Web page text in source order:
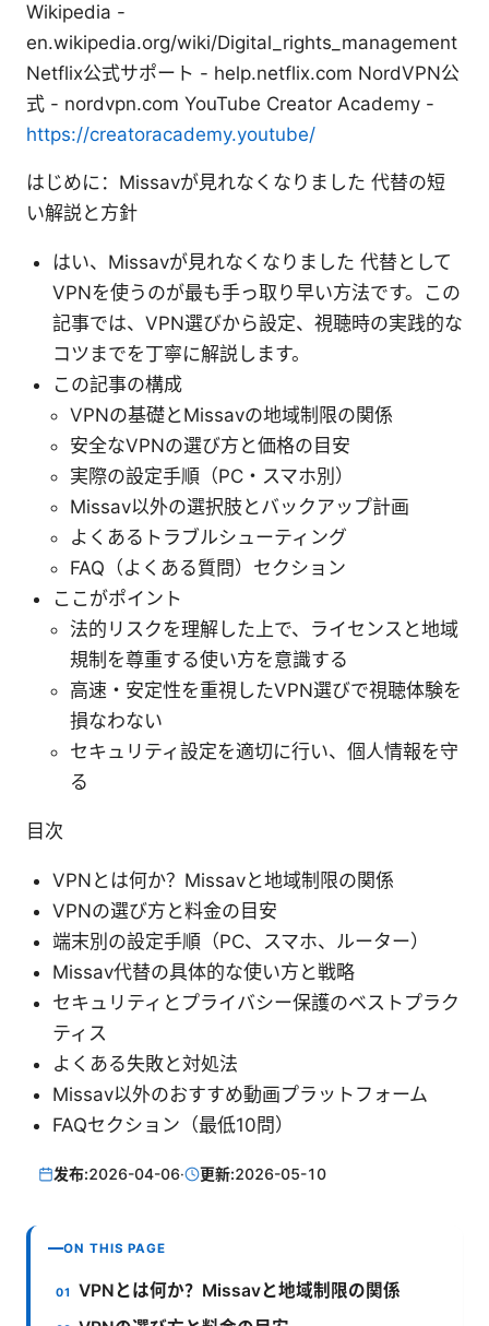
Wikipedia -
en.wikipedia.org/wiki/Digital_rights_management
Netflix公式サポート - help.netflix.com NordVPN公
式 - nordvpn.com YouTube Creator Academy -
https://creatoracademy.youtube/
はじめに：Missavが見れなくなりました 代替の短
い解説と方針
はい、Missavが見れなくなりました 代替として
VPNを使うのが最も手っ取り早い方法です。この
記事では、VPN選びから設定、視聴時の実践的な
コツまでを丁寧に解説します。
この記事の構成
VPNの基礎とMissavの地域制限の関係
安全なVPNの選び方と価格の目安
実際の設定手順（PC・スマホ別）
Missav以外の選択肢とバックアップ計画
よくあるトラブルシューティング
FAQ（よくある質問）セクション
ここがポイント
法的リスクを理解した上で、ライセンスと地域
規制を尊重する使い方を意識する
高速・安定性を重視したVPN選びで視聴体験を
損なわない
セキュリティ設定を適切に行い、個人情報を守
る
目次
VPNとは何か？Missavと地域制限の関係
VPNの選び方と料金の目安
端末別の設定手順（PC、スマホ、ルーター）
Missav代替の具体的な使い方と戦略
セキュリティとプライバシー保護のベストプラク
ティス
よくある失敗と対処法
Missav以外のおすすめ動画プラットフォーム
FAQセクション（最低10問）
发布:2026-04-06· 更新:2026-05-10
ON THIS PAGE
VPNとは何か？Missavと地域制限の関係